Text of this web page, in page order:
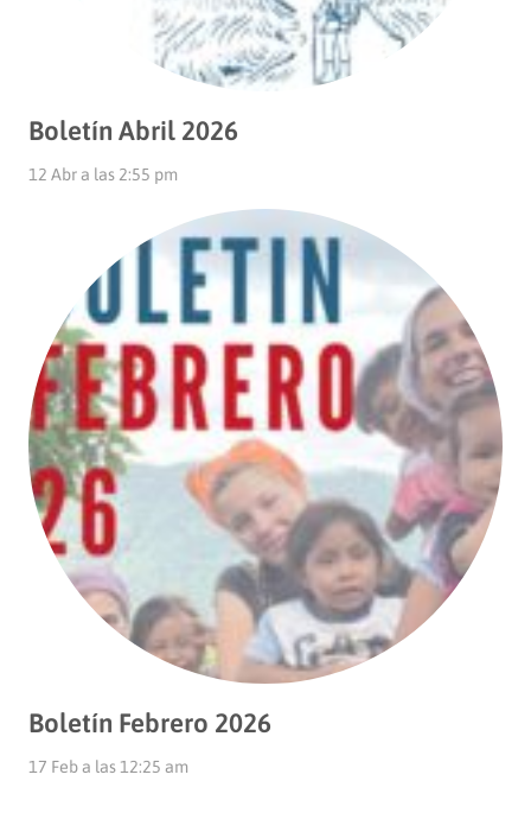
Boletín Abril 2026
12 Abr a las 2:55 pm
Boletín Febrero 2026
17 Feb a las 12:25 am